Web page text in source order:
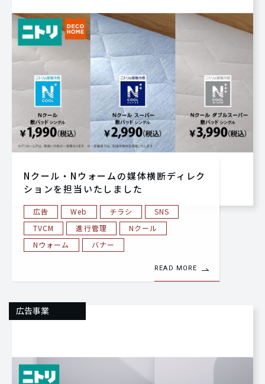
Nクール・Nウォームの媒体横断ディレク
ションを担当いたしました
広告 Web チラシ
SNS
TVCM
進行管理
Nクール
Nウォーム
バナー
READ MORE
広告事業